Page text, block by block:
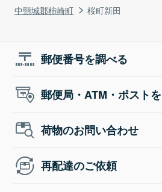
中頸城郡柿崎町
桜町新田
郵便番号を調べる
郵便局・ATM・ポスト
荷物のお問い合わせ
再配達のご依頼